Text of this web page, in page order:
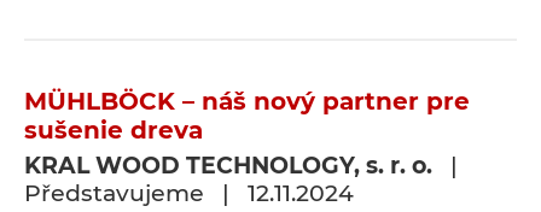
MÜHLBÖCK – náš nový partner pre
sušenie dreva
KRAL WOOD TECHNOLOGY, s. r. o. |
Představujeme | 12.11.2024